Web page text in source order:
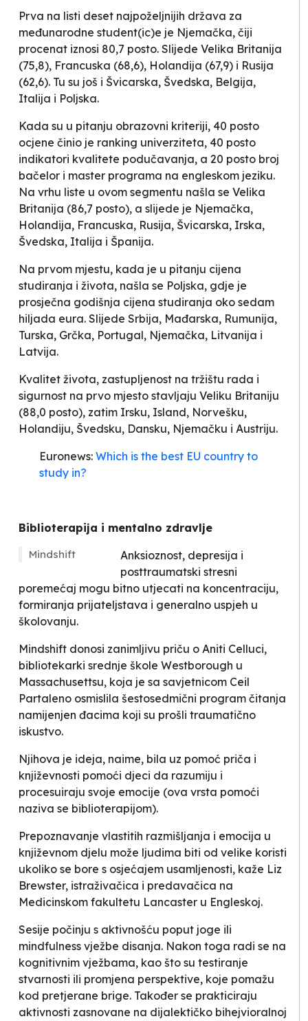
Prva na listi deset najpoželjnijih država za
međunarodne student(ic)e je Njemačka, čiji
procenat iznosi 80,7 posto. Slijede Velika Britanija
(75,8), Francuska (68,6), Holandija (67,9) i Rusija
(62,6). Tu su još i Švicarska, Švedska, Belgija,
Italija i Poljska.
Kada su u pitanju obrazovni kriteriji, 40 posto
ocjene činio je ranking univerziteta, 40 posto
indikatori kvalitete podučavanja, a 20 posto broj
bačelor i master programa na engleskom jeziku.
Na vrhu liste u ovom segmentu našla se Velika
Britanija (86,7 posto), a slijede je Njemačka,
Holandija, Francuska, Rusija, Švicarska, Irska,
Švedska, Italija i Španija.
Na prvom mjestu, kada je u pitanju cijena
studiranja i života, našla se Poljska, gdje je
prosječna godišnja cijena studiranja oko sedam
hiljada eura. Slijede Srbija, Mađarska, Rumunija,
Turska, Grčka, Portugal, Njemačka, Litvanija i
Latvija.
Kvalitet života, zastupljenost na tržištu rada i
sigurnost na prvo mjesto stavljaju Veliku Britaniju
(88,0 posto), zatim Irsku, Island, Norvešku,
Holandiju, Švedsku, Dansku, Njemačku i Austriju.
Euronews: Which is the best EU country to
study in?
Biblioterapija i mentalno zdravlje
Mindshift
Anksioznost, depresija i
posttraumatski stresni
poremećaj mogu bitno utjecati na koncentraciju,
formiranja prijateljstava i generalno uspjeh u
školovanju.
Mindshift donosi zanimljivu priču o Aniti Celluci,
bibliotekarki srednje škole Westborough u
Massachusettsu, koja je sa savjetnicom Ceil
Partaleno osmislila šestosedmični program čitanja
namijenjen đacima koji su prošli traumatično
iskustvo.
Njihova je ideja, naime, bila uz pomoć priča i
književnosti pomoći djeci da razumiju i
procesuiraju svoje emocije (ova vrsta pomoći
naziva se biblioterapijom).
Prepoznavanje vlastitih razmišljanja i emocija u
književnom djelu može ljudima biti od velike koristi
ukoliko se bore s osjećajem usamljenosti, kaže Liz
Brewster, istraživačica i predavačica na
Medicinskom fakultetu Lancaster u Engleskoj.
Sesije počinju s aktivnošću poput joge ili
mindfulness vježbe disanja. Nakon toga radi se na
kognitivnim vježbama, kao što su testiranje
stvarnosti ili promjena perspektive, koje pomažu
kod pretjerane brige. Također se prakticiraju
aktivnosti zasnovane na dijalektičko bihejvioralnoj